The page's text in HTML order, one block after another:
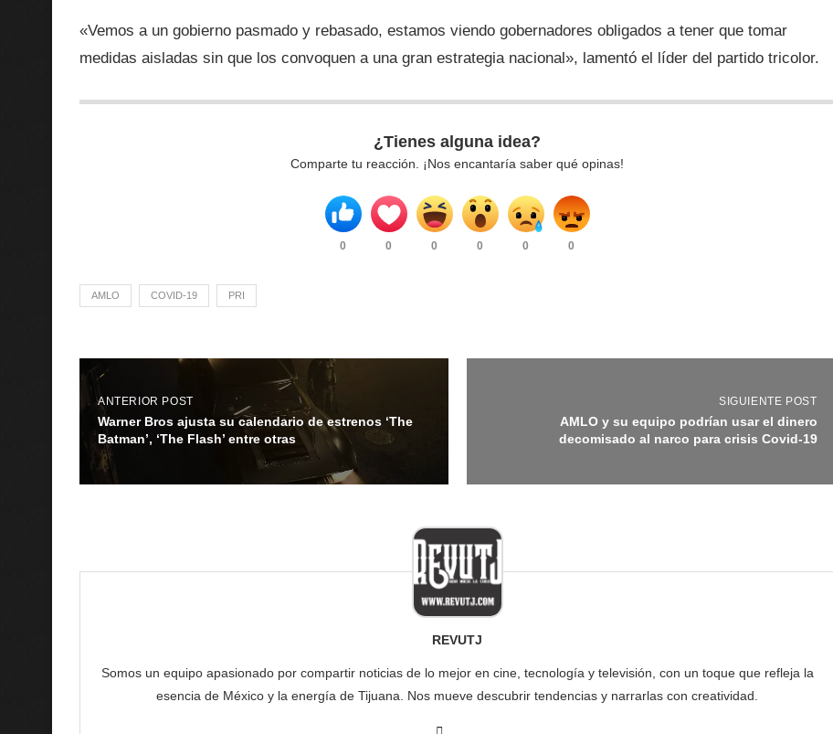
«Vemos a un gobierno pasmado y rebasado, estamos viendo gobernadores obligados a tener que tomar
medidas aisladas sin que los convoquen a una gran estrategia nacional», lamentó el líder del partido tricolor.
¿Tienes alguna idea?
Comparte tu reacción. ¡Nos encantaría saber qué opinas!
0 0 0 0 0 0
AMLO COVID-19 PRI
ANTERIOR POST
Warner Bros ajusta su calendario de estrenos ‘The
Batman’, ‘The Flash’ entre otras
SIGUIENTE POST
AMLO y su equipo podrían usar el dinero
decomisado al narco para crisis Covid-19
REVUTJ
Somos un equipo apasionado por compartir noticias de lo mejor en cine, tecnología y televisión, con un toque que refleja la
esencia de México y la energía de Tijuana. Nos mueve descubrir tendencias y narrarlas con creatividad.